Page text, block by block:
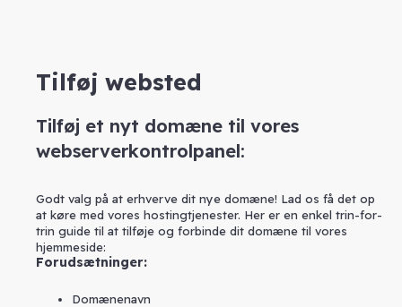
Tilføj websted
Tilføj et nyt domæne til vores
webserverkontrolpanel:
Godt valg på at erhverve dit nye domæne! Lad os få det op
at køre med vores hostingtjenester. Her er en enkel trin-for-
trin guide til at tilføje og forbinde dit domæne til vores
hjemmeside:
Forudsætninger:
Domænenavn